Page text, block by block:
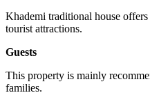
Khademi traditional house
tourist attractions.
Guests
This property is mainly
families.